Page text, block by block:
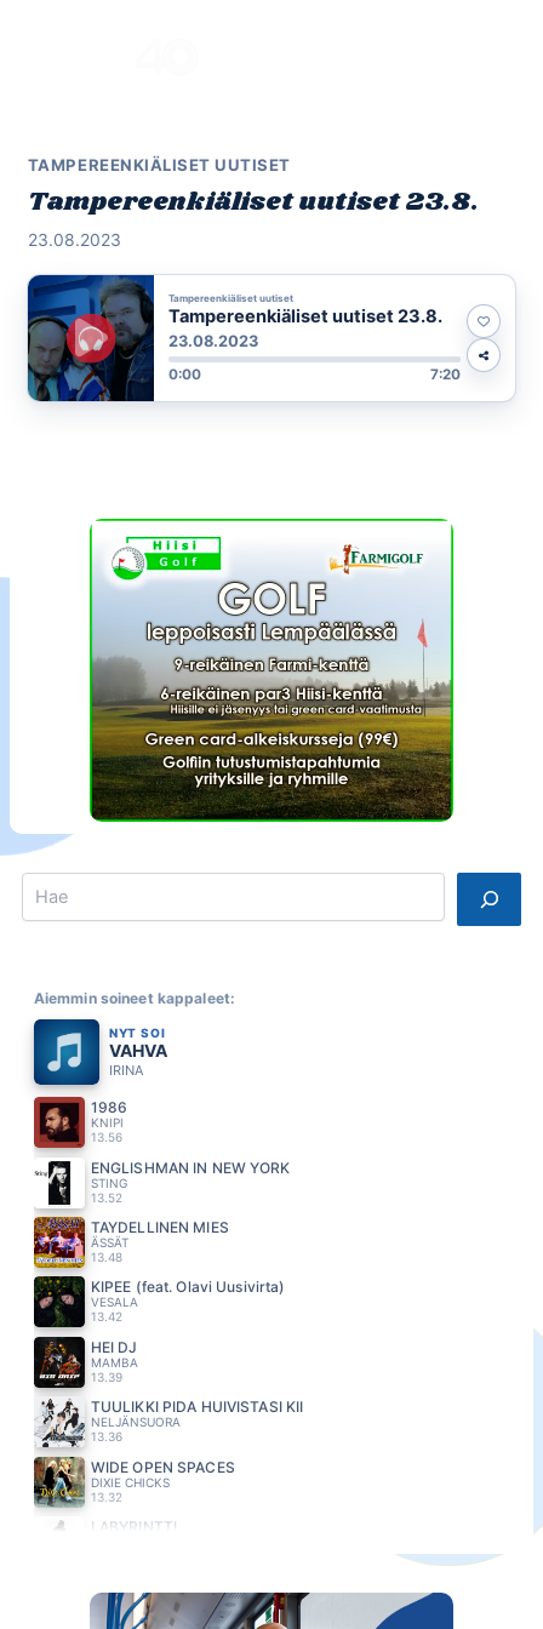
TAMPEREENKIÄLISET UUTISET
Tampereenkiäliset uutiset 23.8.
23.08.2023
Tampereenkiäliset uutiset
Tampereenkiäliset uutiset 23.8.
23.08.2023
0:00 7:20
Search
Aiemmin soineet kappaleet:
NYT SOI
VAHVA
IRINA
1986
KNIPI
13.56
ENGLISHMAN IN NEW YORK
STING
13.52
TÄYDELLINEN MIES
ÄSSÄT
13.48
KIPEE (feat. Olavi Uusivirta)
VESALA
13.42
HEI DJ
MAMBA
13.39
TUULIKKI PIDA HUIVISTASI KII
NELJÄNSUORA
13.36
WIDE OPEN SPACES
DIXIE CHICKS
13.32
LABYRINTTI
KIRKA
13.25